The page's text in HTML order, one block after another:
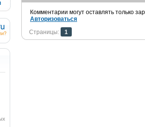
Комментарии могут оставлять только
Авторизоваться
Страницы:
1